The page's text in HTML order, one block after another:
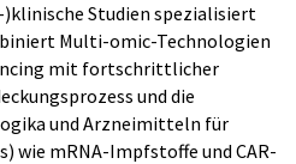
Studien spezialisiert
Multi-omic-Technologien
mit fortschrittlicher
und die
und Arzneimitteln für
wie mRNA-Impfstoffe und CAR-